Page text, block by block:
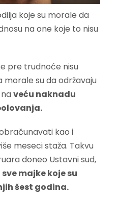
koje su morale da
na one koje to nisu
pre trudnoće nisu
morale su da održavaju
veću naknadu
kao i
meseci staža. Takvu
doneo Ustavni sud,
sve majke koje su
šest godina.